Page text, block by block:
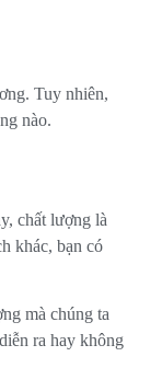
Tuy nhiên,
nào.
chất lượng là
khác, bạn có
mà chúng ta
ra hay không